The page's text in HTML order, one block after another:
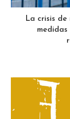
La crisis